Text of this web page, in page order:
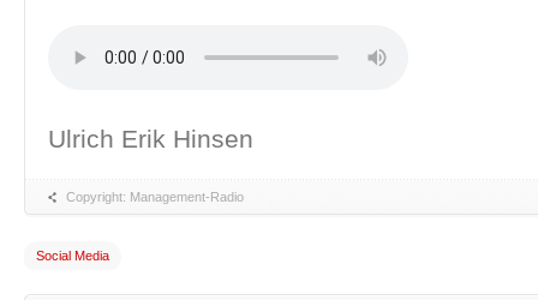
Ulrich Erik Hinsen
Copyright: Management-Radio
Social Media